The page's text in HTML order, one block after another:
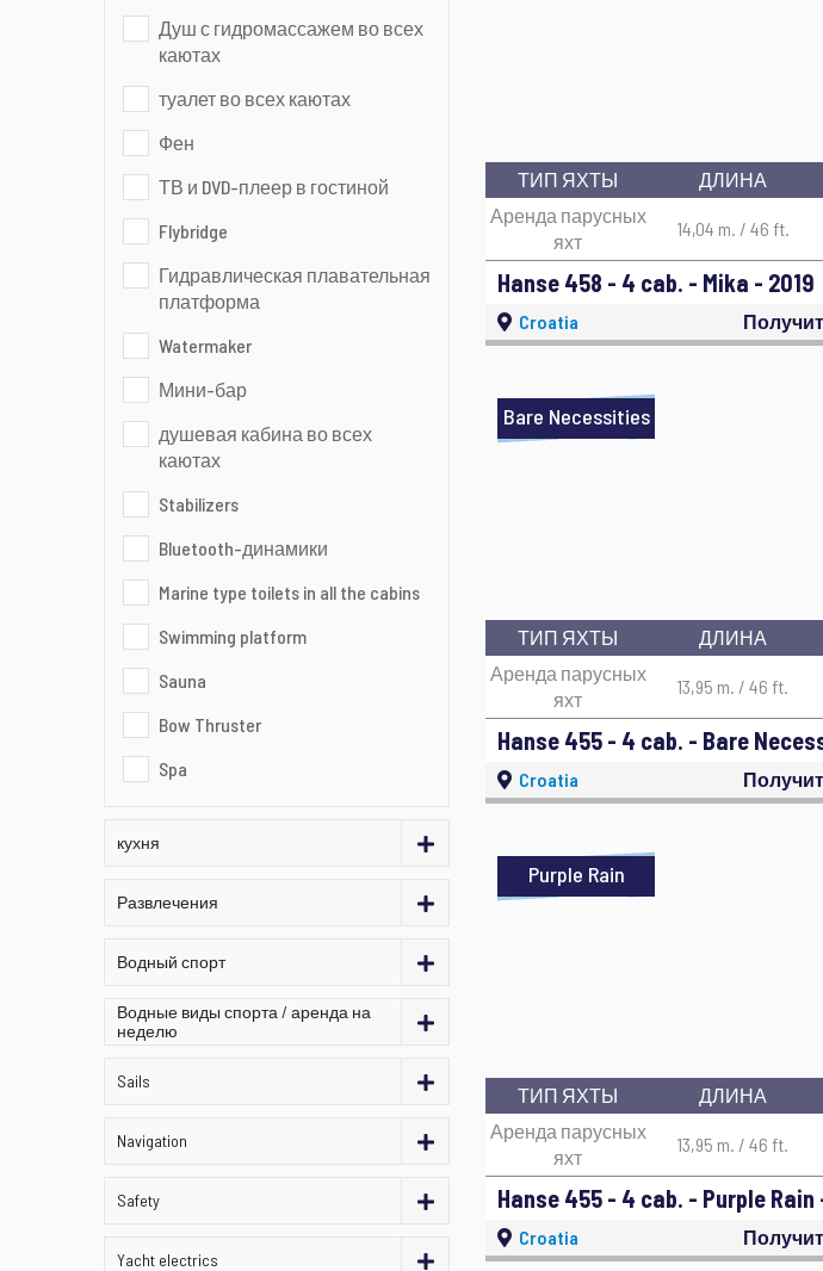
Душ с гидромассажем во всех
каютах
туалет во всех каютах
Фен
ТВ и DVD-плеер в гостиной
Flybridge
Гидравлическая плавательная
платформа
Watermaker
Мини-бар
душевая кабина во всех
каютах
Stabilizers
Bluetooth-динамики
Marine type toilets in all the cabins
Swimming platform
Sauna
Bow Thruster
Spa
кухня
Развлечения
Водный спорт
Водные виды спорта / аренда на
неделю
Sails
Navigation
Safety
Yacht electrics
Hanse 458 - 4 cab. - Mika - 2019
ТИП ЯХТЫ
Аренда парусных
яхт
ДЛИНА
14,04 m. / 46 ft.
Croatia
Bare Necessities
ТИП ЯХТЫ
Аренда парусных
яхт
ДЛИНА
13,95 m. / 46 ft.
Croatia
Purple Rain
ТИП ЯХТЫ
Аренда парусных
яхт
ДЛИНА
13,95 m. / 46 ft.
Croatia